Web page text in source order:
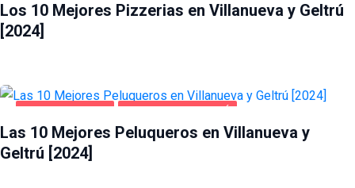
Los 10 Mejores Pizzerias en Villanueva y Geltrú
[2024]
Las 10 Mejores Peluqueros en Villanueva y
Geltrú [2024]